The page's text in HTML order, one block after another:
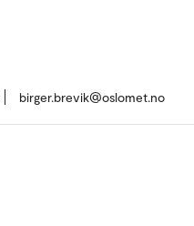
birger.brevik@oslomet.no